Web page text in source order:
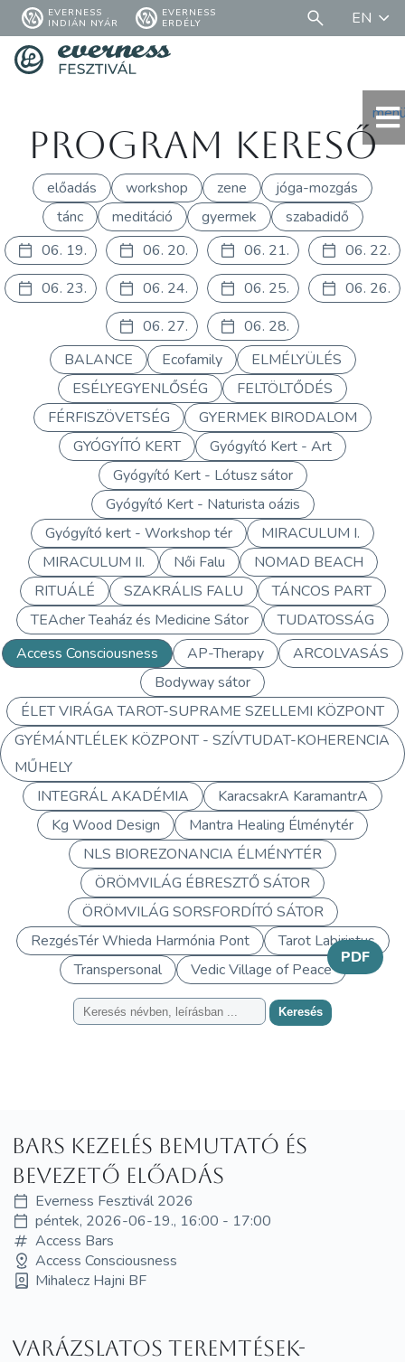
EVERNESS
INDIÁN NYÁR
EVERNESS
ERDÉLY
EN
Program kereső
előadás workshop zene
jóga-mozgás
tánc
meditáció gyermek
szabadidő
06. 19.
06. 20. 06. 21.
06. 22.
06. 23.
06. 24. 06. 25.
06. 26.
06. 27.
06. 28.
BALANCE
Ecofamily
ELMÉLYÜLÉS
ESÉLYEGYENLŐSÉG
FELTÖLTŐDÉS
FÉRFISZÖVETSÉG
GYERMEK BIRODALOM
GYÓGYÍTÓ KERT
Gyógyító Kert - Art
Gyógyító Kert - Lótusz sátor
Gyógyító Kert - Naturista oázis
Gyógyító kert - Workshop tér
MIRACULUM I.
MIRACULUM II.
Női Falu
NOMAD BEACH
RITUÁLÉ
SZAKRÁLIS FALU
TÁNCOS PART
TEAcher Teaház és Medicine Sátor
TUDATOSSÁG
Access Consciousness
AP-Therapy
ARCOLVASÁS
Bodyway sátor
ÉLET VIRÁGA TAROT-SUPRAME SZELLEMI KÖZPONT
GYÉMÁNTLÉLEK KÖZPONT - SZÍVTUDAT-KOHERENCIA
MŰHELY
INTEGRÁL AKADÉMIA
KaracsakrA KaramantrA
Kg Wood Design
Mantra Healing Élménytér
NLS BIOREZONANCIA ÉLMÉNYTÉR
ÖRÖMVILÁG ÉBRESZTŐ SÁTOR
ÖRÖMVILÁG SORSFORDÍTÓ SÁTOR
RezgésTér Whieda Harmónia Pont
Tarot Labirintus
Transpersonal
Vedic Village of Peace
Keresés
PDF
Bars kezelés bemutató és
bevezető előadás
Everness Fesztivál 2026
péntek, 2026-06-19., 16:00 - 17:00
Access Bars
Access Consciousness
Mihalecz Hajni BF
Varázslatos teremtések-